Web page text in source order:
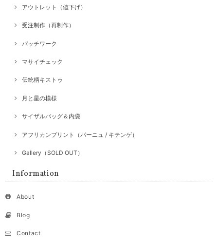
アウトレット（値下げ）
受注制作（再制作）
パッチワーク
マサイチェック
伝統柄キストゥ
月と星の模様
サイザルバッグ＆内袋
アフリカンプリント（パーニュ / キテンゲ）
Gallery（SOLD OUT）
Information
About
Blog
Contact